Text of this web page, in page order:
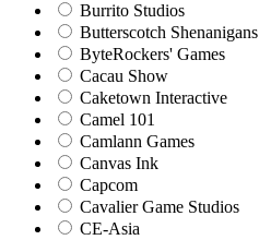
Burrito Studios
Butterscotch Shenanigans
ByteRockers' Games
Cacau Show
Caketown Interactive
Camel 101
Camlann Games
Canvas Ink
Capcom
Cavalier Game Studios
CE-Asia